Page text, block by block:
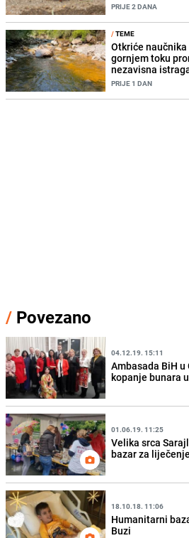
PRIJE 2 DANA
/TEME
Otkriće
gornjem toku
nezavisna
PRIJE 1 DAN
/ Povezano
04.12.19. 15:11
Ambasada BiH
kopanje bunara
01.06.19. 11:25
Velika srca
bazar za
18.10.18. 11:06
Humanitarni
Buzi